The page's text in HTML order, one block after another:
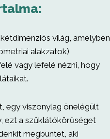
világ, amelyben
alakzatok)
vagy lefelé nézni, hogy
egy viszonylag önelégült
ezt a szűklátókörűséget
megbüntet, aki